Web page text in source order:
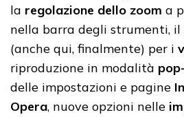
la regolazione dello zoom a
nella barra degli strumenti, il
(anche qui, finalmente) per i
riproduzione in modalità
delle impostazioni e pagine
Opera, nuove opzioni nelle